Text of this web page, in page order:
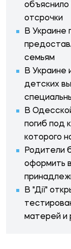
отсрочки
В Украине
семьям
В Украине
детских
В
погиб под
которого
Родители
оформить
В "Дії"
матерей и